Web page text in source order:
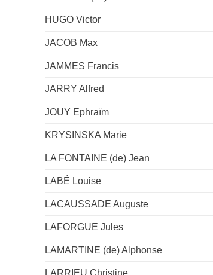
HUGO Victor
JACOB Max
JAMMES Francis
JARRY Alfred
JOUY Ephraïm
KRYSINSKA Marie
LA FONTAINE (de) Jean
LABÉ Louise
LACAUSSADE Auguste
LAFORGUE Jules
LAMARTINE (de) Alphonse